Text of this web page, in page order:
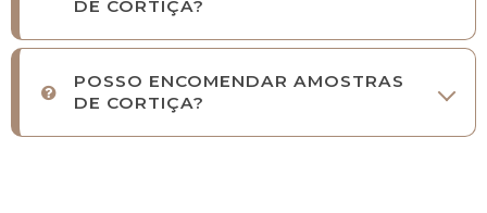
DE CORTIÇA?
POSSO ENCOMENDAR AMOSTRAS
DE CORTIÇA?